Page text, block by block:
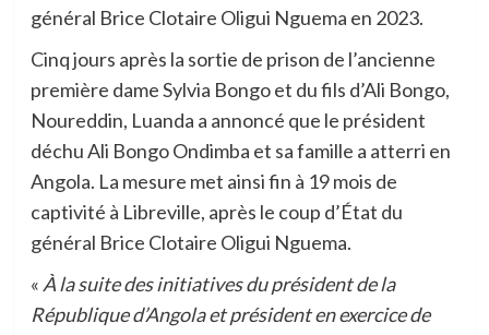
général Brice Clotaire Oligui Nguema en 2023.
Cinq jours après la sortie de prison de l’ancienne
première dame Sylvia Bongo et du fils d’Ali Bongo,
Noureddin, Luanda a annoncé que le président
déchu Ali Bongo Ondimba et sa famille a atterri en
Angola. La mesure met ainsi fin à 19 mois de
captivité à Libreville, après le coup d’État du
général Brice Clotaire Oligui Nguema.
« À la suite des initiatives du président de la
République d’Angola et président en exercice de